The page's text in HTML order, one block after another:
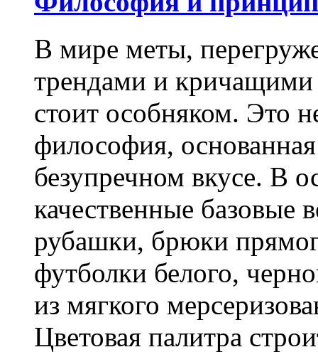
В мире меты,
трендами и кричащими
стоит особняком. Это
философия,
безупречном вкусе. В
качественные базовые
рубашки, брюки
футболки белого,
из мягкого
Цветовая палитра